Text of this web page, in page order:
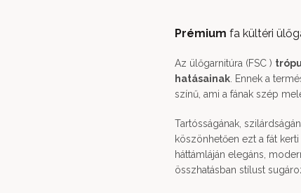
Prémium fa kültéri
Az ülőgarnitúra (FSC )
hatásainak . Ennek a
színű, ami a fának szép
Tartósságának,
köszönhetően ezt a fát
háttámláján elegáns,
összhatásban stílust